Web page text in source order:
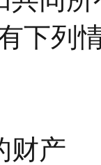
下列
财产